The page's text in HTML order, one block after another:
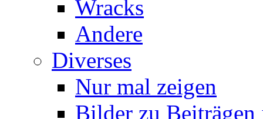
Wracks
Andere
Diverses
Nur mal zeigen
Bilder zu